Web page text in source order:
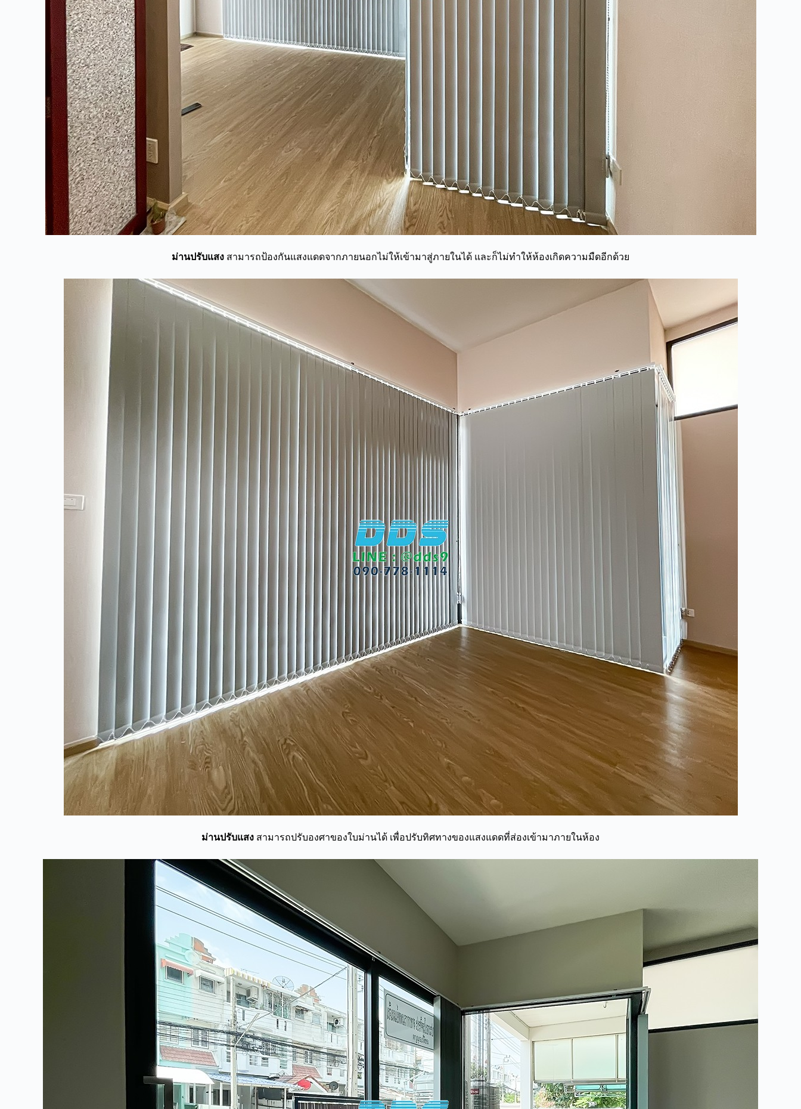
ม่านปรับแสง สามารถป้องกันแสงแดดจากภายนอกไม่ให้เข้ามาสู่ภายในได้ และก็ไม่ทำให้ห้องเกิดความมืดอีกด้วย
ม่านปรับแสง สามารถปรับองศาของใบม่านได้ เพื่อปรับทิศทางของแสงแดดที่ส่องเข้ามาภายในห้อง